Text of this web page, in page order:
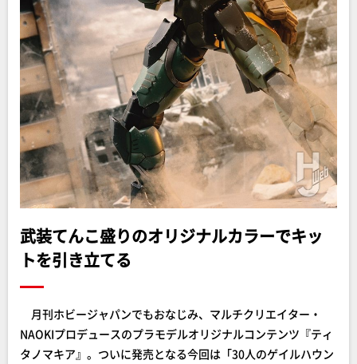
武装てんこ盛りのオリジナルカラーでキッ
トを引き立てる
月刊ホビージャパンでもおなじみ、マルチクリエイター・
NAOKIプロデュースのプラモデルオリジナルコンテンツ『ティ
タノマキア』。ついに発売となる今回は「30人のゲイルハウン